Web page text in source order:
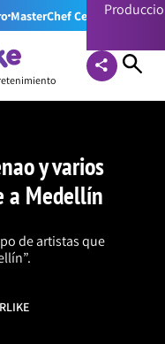
MasterChef Celebrity
y varios
a Medellín
de artistas que